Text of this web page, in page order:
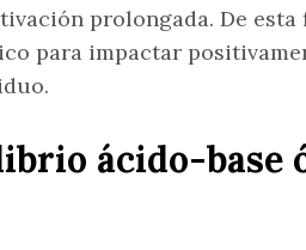
prolongada. De esta
para impactar
ácido-base